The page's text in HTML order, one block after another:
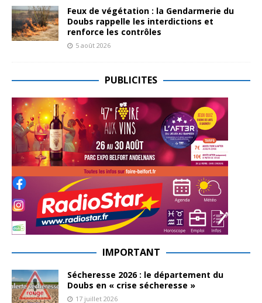
Feux de végétation : la Gendarmerie du
Doubs rappelle les interdictions et
renforce les contrôles
5 août 2026
PUBLICITES
IMPORTANT
Sécheresse 2026 : le département du
Doubs en « crise sécheresse »
17 juillet 2026